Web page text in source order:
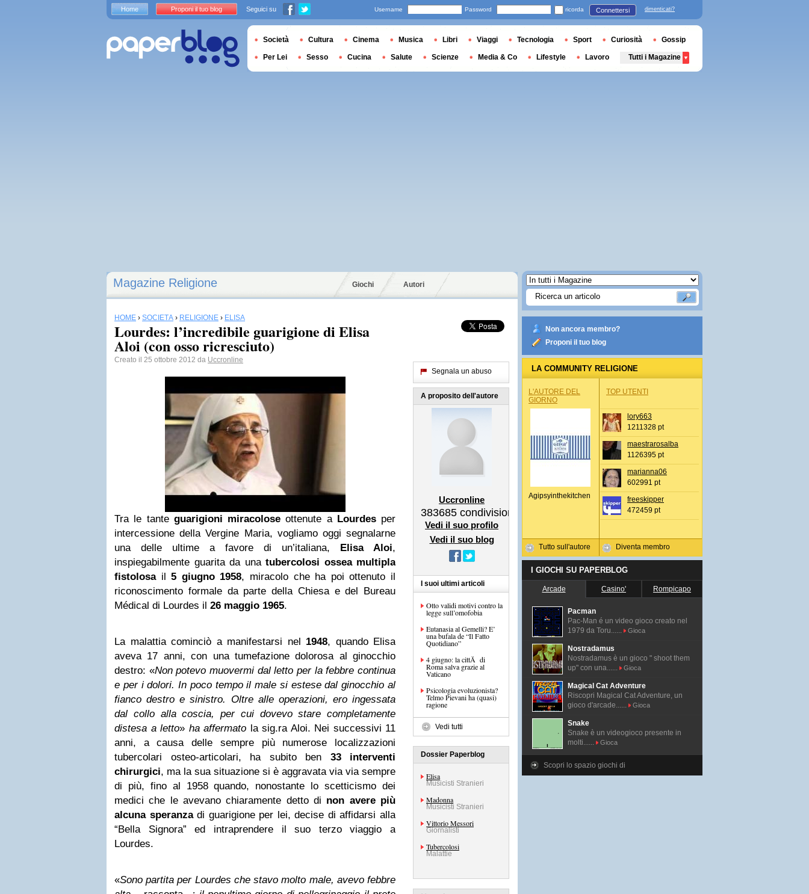
Magazine Religione Giochi Autori
HOME › SOCIETÀ › RELIGIONE › ELISA
Lourdes: l’incredibile guarigione di Elisa
Aloi (con osso ricresciuto)
Creato il 25 ottobre 2012 da Uccronline
Tra le tante guarigioni miracolose ottenute a Lourdesper
intercessione della Vergine Maria, vogliamo oggi segnalarne
una delle ultime a favore di un’italiana, Elisa Aloi,
inspiegabilmente guarita da una tubercolosi ossea multipla
fistolosail5 giugno 1958, miracolo che ha poi ottenuto il
riconoscimento formale da parte della Chiesa e del Bureau
Médical di Lourdes il 26 maggio 1965.
La malattia cominciò a manifestarsi nel 1948, quando Elisa
aveva 17 anni, con una tumefazione dolorosa al ginocchio
destro: «Non potevo muovermi dal letto per la febbre continua
e per i dolori. In poco tempo il male si estese dal ginocchio al
fianco destro e sinistro. Oltre alle operazioni, ero ingessata
dal collo alla coscia, per cui dovevo stare completamente
distesa a letto» ha affermato la sig.ra Aloi. Nei successivi 11
anni, a causa delle sempre più numerose localizzazioni
tubercolari osteo-articolari, ha subito ben 33 interventi
chirurgici, ma la sua situazione si è aggravata via via sempre
di più, fino al 1958 quando, nonostante lo scetticismo dei
medici che le avevano chiaramente detto di non avere più
alcuna speranzadi guarigione per lei, decise di affidarsi alla
“Bella Signora” ed intraprendere il suo terzo viaggio a
Lourdes.
«Sono partita per Lourdes che stavo molto male, avevo febbre
Segnala un abuso
A proposito dell'autore
Uccronline
383685 condivisioni
Vedi il suo profilo
Vedi il suo blog
I suoi ultimi articoli
Otto validi motivi contro la
legge sull’omofobia
Eutanasia al Gemelli? E’
una bufala de “Il Fatto
Quotidiano”
4 giugno: la cittĂ di
Roma salva grazie al
Vaticano
Psicologia evoluzionista?
Telmo Pievani ha (quasi)
ragione
Vedi tutti
Dossier Paperblog
Elisa
Musicisti Stranieri
Madonna
Musicisti Stranieri
Vittorio Messori
Giornalisti
Tubercolosi
Malattie
Non ancora membro?
Proponi il tuo blog
LA COMMUNITY RELIGIONE
L'AUTORE DEL
GIORNO
Agipsyinthekitchen
Tutto sull'autore
TOP UTENTI
lory663
1211328 pt
maestrarosalba
1126395 pt
marianna06
602991 pt
freeskipper
472459 pt
Diventa membro
I GIOCHI SU PAPERBLOG
Arcade Casino' Rompicapo
Pacman
Pac-Man é un video gioco creato nel
1979 da Toru......
Gioca
Nostradamus
Nostradamus è un gioco " shoot them
up" con una......
Gioca
Magical Cat Adventure
Riscopri Magical Cat Adventure, un
gioco d'arcade......
Gioca
Snake
Snake è un videogioco presente in
molti......
Gioca
Scopri lo spazio giochi di
Home Proponi il tuo blog Seguici su Username Password ricorda Connettersi dimenticati?
Società Cultura Cinema Musica Libri Viaggi Tecnologia Sport Curiosità Gossip
Per Lei Sesso Cucina Salute Scienze Media & Co Lifestyle Lavoro Tutti i Magazine